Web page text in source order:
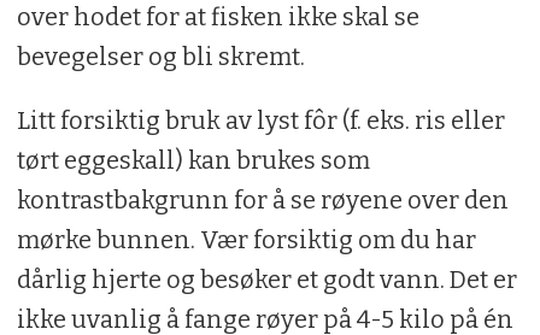
over hodet for at fisken ikke skal se
bevegelser og bli skremt.
Litt forsiktig bruk av lyst fôr (f. eks. ris eller
tørt eggeskall) kan brukes som
kontrastbakgrunn for å se røyene over den
mørke bunnen. Vær forsiktig om du har
dårlig hjerte og besøker et godt vann. Det er
ikke uvanlig å fange røyer på 4-5 kilo på én